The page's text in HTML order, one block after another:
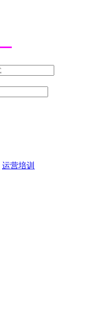
运营培训